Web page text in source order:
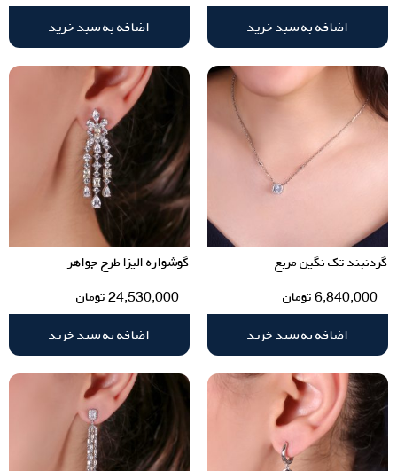
اضافه به سبد خرید
اضافه به سبد خرید
گردنبند تک نگین مربع
6,840,000تومان
اضافه به سبد خرید
گوشواره الیزا طرح جواهر
24,530,000تومان
اضافه به سبد خرید